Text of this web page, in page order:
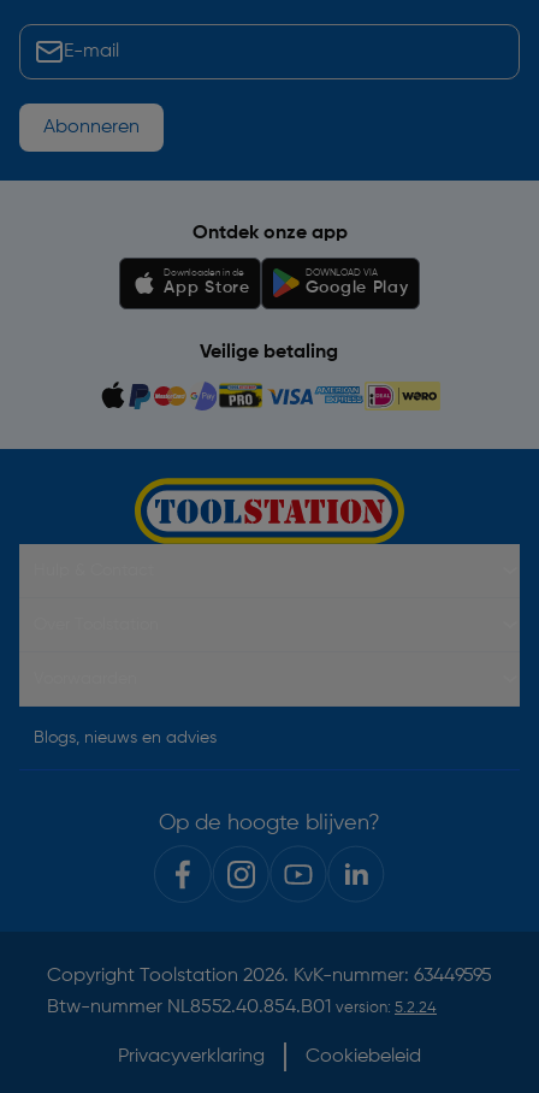
Abonneren
Ontdek onze app
Downloaden in de
App Store
DOWNLOAD VIA
Google Play
Veilige betaling
Blogs, nieuws en advies
Op de hoogte blijven?
Copyright Toolstation 2026. KvK-nummer: 63449595
Btw-nummer NL8552.40.854.B01 version: 5.2.24
Privacyverklaring Cookiebeleid